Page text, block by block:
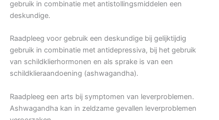
gebruik in combinatie met antistollingsmiddelen een
deskundige.
Raadpleeg voor gebruik een deskundige bij gelijktijdig
gebruik in combinatie met antidepressiva, bij het gebruik
van schildklierhormonen en als sprake is van een
schildklieraandoening (ashwagandha).
Raadpleeg een arts bij symptomen van leverproblemen.
Ashwagandha kan in zeldzame gevallen leverproblemen